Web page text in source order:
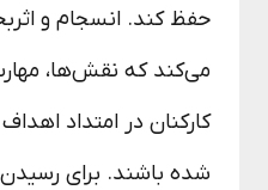
حفظ کند. انسجام و
می‌کند که نقش‌ها،
کارکنان در امتداد
شده باشند. برای